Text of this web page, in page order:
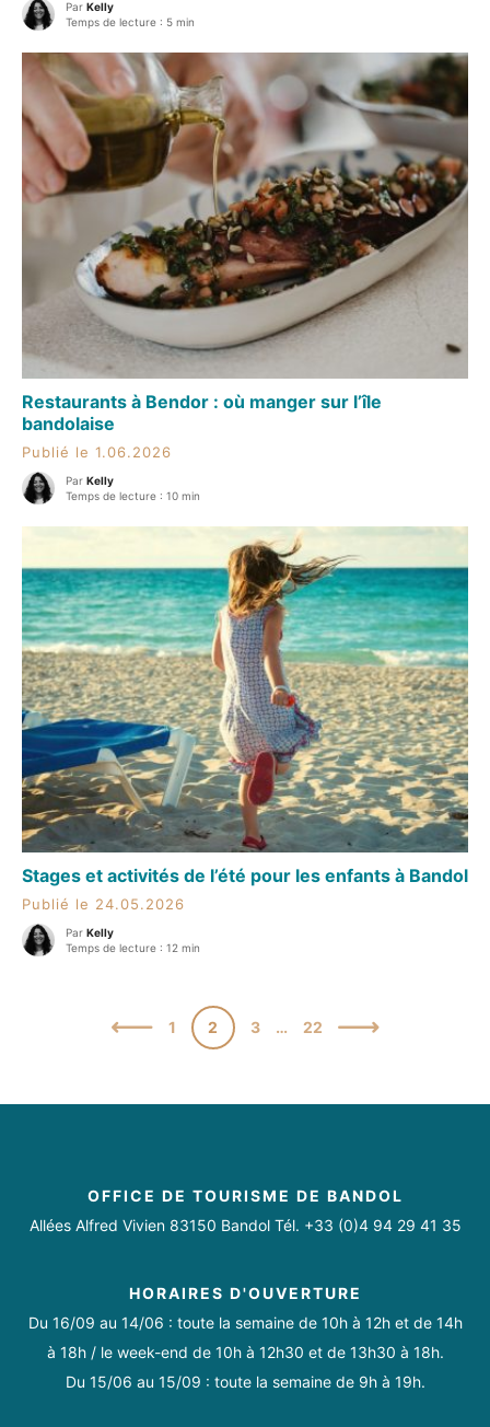
Par Kelly
Temps de lecture : 5 min
Restaurants à Bendor : où manger sur l’île
bandolaise
Publié le 1.06.2026
Par Kelly
Temps de lecture : 10 min
Stages et activités de l’été pour les enfants à Bandol
Publié le 24.05.2026
Par Kelly
Temps de lecture : 12 min
1 2 3 … 22
OFFICE DE TOURISME DE BANDOL
Allées Alfred Vivien 83150 Bandol Tél. +33 (0)4 94 29 41 35
HORAIRES D'OUVERTURE
Du 16/09 au 14/06 : toute la semaine de 10h à 12h et de 14h
à 18h / le week-end de 10h à 12h30 et de 13h30 à 18h.
Du 15/06 au 15/09 : toute la semaine de 9h à 19h.